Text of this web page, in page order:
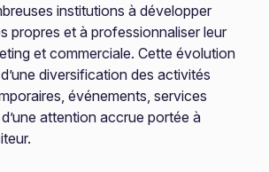
institutions à développer
propres et à professionnaliser leur
et commerciale. Cette évolution
diversification des activités
événements, services
attention accrue portée à